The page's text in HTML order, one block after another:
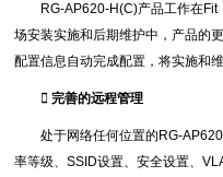
RG-AP620-H(C)产品工作在
场安装实施和后期维护中，产品的
配置信息自动完成配置，将实施和
 完善的远程管理
处于网络任何位置的RG-
率等级、SSID设置、安全设置、